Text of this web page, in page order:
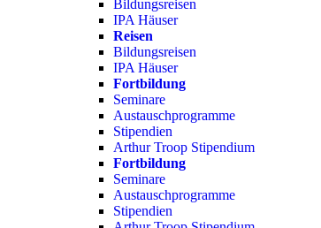
Bildungsreisen
IPA Häuser
Reisen
Bildungsreisen
IPA Häuser
Fortbildung
Seminare
Austauschprogramme
Stipendien
Arthur Troop Stipendium
Fortbildung
Seminare
Austauschprogramme
Stipendien